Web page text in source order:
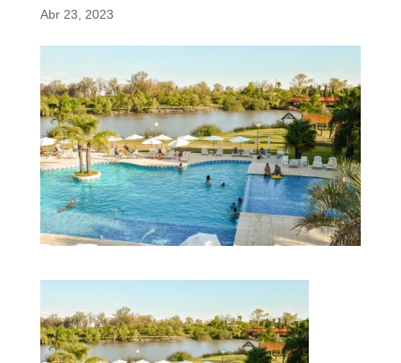
Abr 23, 2023